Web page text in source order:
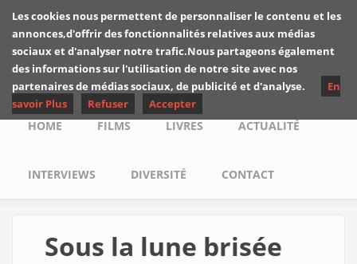
Skip to main content
Les critiques de
Yuyine
Main menu
HOME FILMS LIVRES ACTUALITÉ
INTERVIEWS DIVERSITÉ CONTACT
Sous la lune brisée
Les cookies nous permettent de personnaliser le contenu et les
annonces,d'offrir des fonctionnalités relatives aux médias
sociaux et d'analyser notre trafic.Nous partageons également
des informations sur l'utilisation de notre site avec nos
partenaires de médias sociaux, de publicité et d'analyse.
En
savoir Plus
Refuser Accepter